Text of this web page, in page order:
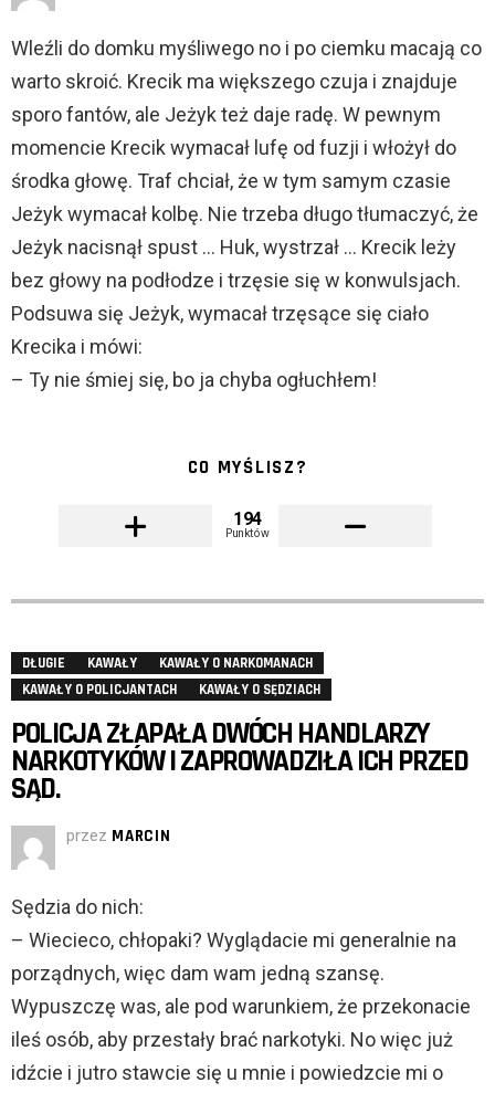
Wleźli do domku myśliwego no i po ciemku macają co
warto skroić. Krecik ma większego czuja i znajduje
sporo fantów, ale Jeżyk też daje radę. W pewnym
momencie Krecik wymacał lufę od fuzji i włożył do
środka głowę. Traf chciał, że w tym samym czasie
Jeżyk wymacał kolbę. Nie trzeba długo tłumaczyć, że
Jeżyk nacisnął spust … Huk, wystrzał … Krecik leży
bez głowy na podłodze i trzęsie się w konwulsjach.
Podsuwa się Jeżyk, wymacał trzęsące się ciało
Krecika i mówi:
– Ty nie śmiej się, bo ja chyba ogłuchłem!
CO MYŚLISZ?
194
Punktów
DŁUGIE KAWAŁY
KAWAŁY O NARKOMANACH
KAWAŁY O POLICJANTACH
KAWAŁY O SĘDZIACH
POLICJA ZŁAPAŁA DWÓCH HANDLARZY
NARKOTYKÓW I ZAPROWADZIŁA ICH PRZED
SĄD.
przez MARCIN
Sędzia do nich:
– Wiecieco, chłopaki? Wyglądacie mi generalnie na
porządnych, więc dam wam jedną szansę.
Wypuszczę was, ale pod warunkiem, że przekonacie
ileś osób, aby przestały brać narkotyki. No więc już
idźcie i jutro stawcie się u mnie i powiedzcie mi o